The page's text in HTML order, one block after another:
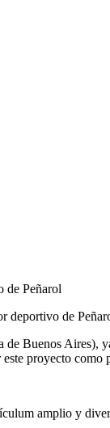
de
Buenos Aires),
proyecto como
amplio y